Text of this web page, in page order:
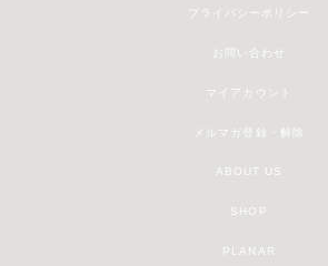
プライバシーポリシー
お問い合わせ
マイアカウント
メルマガ登録・解除
ABOUT US
SHOP
PLANAR